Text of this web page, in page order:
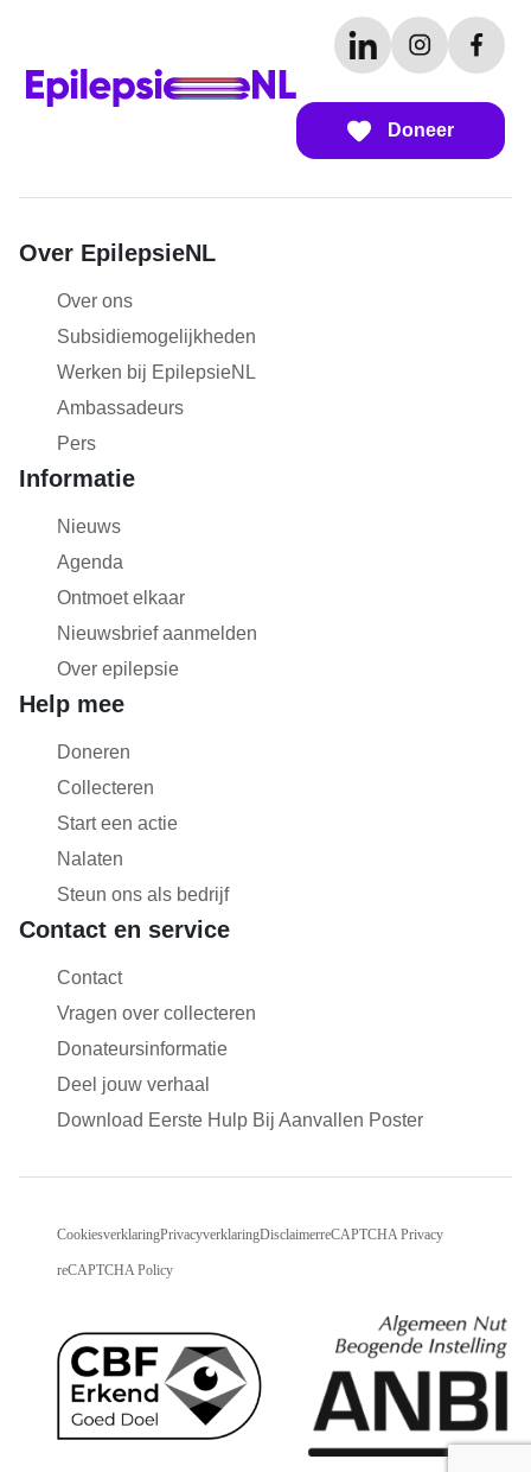
Doneer
Over EpilepsieNL
Over ons
Subsidiemogelijkheden
Werken bij EpilepsieNL
Ambassadeurs
Pers
Informatie
Nieuws
Agenda
Ontmoet elkaar
Nieuwsbrief aanmelden
Over epilepsie
Help mee
Doneren
Collecteren
Start een actie
Nalaten
Steun ons als bedrijf
Contact en service
Contact
Vragen over collecteren
Donateursinformatie
Deel jouw verhaal
Download Eerste Hulp Bij Aanvallen Poster
CookiesverklaringPrivacyverklaringDisclaimerreCAPTCHA Privacy
reCAPTCHA Policy